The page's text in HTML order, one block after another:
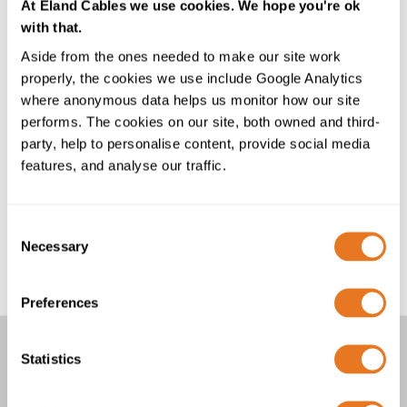
At Eland Cables we use cookies. We hope you're ok
with that.
Aside from the ones needed to make our site work
properly, the cookies we use include Google Analytics
where anonymous data helps us monitor how our site
performs. The cookies on our site, both owned and third-
party, help to personalise content, provide social media
features, and analyse our traffic.
Selection
Necessary
Preferences
Statistics
mindestens 16 Stunden lang abkühlen. Wenn das
Gerät vorgekühlt wurde, ist eine kürzere Abkühlzeit
zulässig, jedoch nicht weniger als 1 Stunde,
vorausgesetzt, dass die Prüfkörper die
vorgeschriebene Prüftemperatur erreicht haben. Nach
Ablauf der vorgeschriebenen Zeiten wird jeder
Prüfkörper nacheinander in die
Kälteschlagprüfvorrichtung gelegt und der Hammer
Kabelisolierung oder der Mantelwerkstoff bei einer
Weitere Prüfungen umfassen